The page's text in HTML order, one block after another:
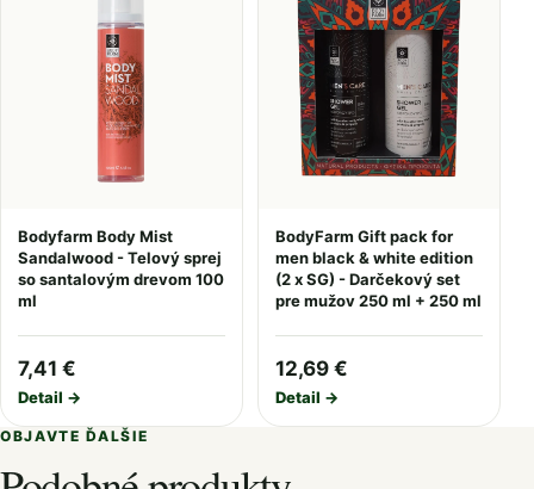
Bodyfarm Body Mist
Sandalwood - Telový sprej
so santalovým drevom 100
ml
7,41 €
Detail →
BodyFarm Gift pack for
men black & white edition
(2 x SG) - Darčekový set
pre mužov 250 ml + 250 ml
12,69 €
Detail →
OBJAVTE ĎALŠIE